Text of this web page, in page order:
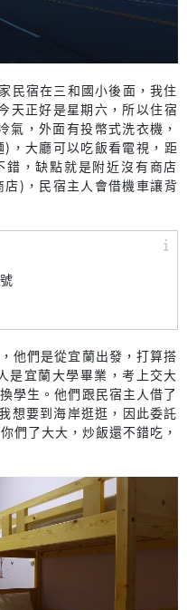
民宿在三和國小後面，我住
天正好是星期六，所以住宿
氣，外面有投幣式洗衣機，
，大廳可以吃飯看電視，距
，缺點就是附近沒有商店
)，民宿主人會借機車讓背
他們是從宜蘭出發，打算搭
是宜蘭大學畢業，考上交大
學生。他們跟民宿主人借了
想要到海岸逛逛，因此委託
們了大大，炒飯還不錯吃，